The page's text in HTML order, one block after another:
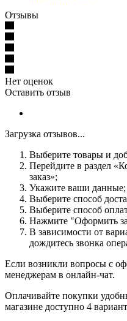
Отзывы
Нет оценок
Оставить отзыв
Загрузка отзывов...
Выберите товары и
Перейдите в раздел
заказ»;
Укажите ваши данные;
Выберите способ
Выберите способ
Нажмите "Оформить
В зависимости от
дождитесь звонка
Если возникли вопросы с
менеджерам в онлайн-чат.
Оплачивайте покупки
магазине доступно 4